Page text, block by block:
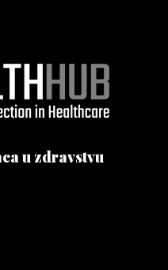
u zdravstvu